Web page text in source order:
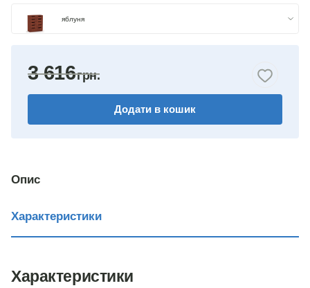
яблуня
горіх
венге комбіноване
3 616
Додати в кошик
Опис
Характеристики
Характеристики